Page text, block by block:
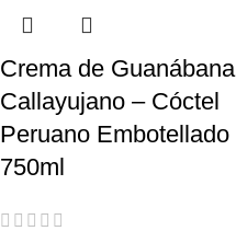
Crema de Guanábana
Callayujano – Cóctel
Peruano Embotellado
750ml